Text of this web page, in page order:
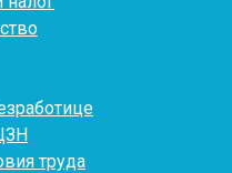
труда